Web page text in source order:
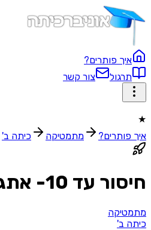
איך פותרים?
תרגול
צור קשר
★
איך פותרים?
מתמטיקה כיתה ב'
חיסור עד 10- אתגר
מתמטיקה
כיתה ב'